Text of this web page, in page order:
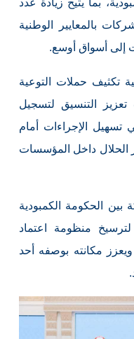
بما يتيح زيادة عدد
بالمعايير الوطنية
إلى أسواق أوسع.
تكثيف حملات التوعية
التنسيق لتسجيل
تسهيل الإجراءات أمام
الحلال داخل المؤسسات
بين الحكومة الكمبودية
لترسيخ منظومة اعتماد
مكانته بوصفه أحد